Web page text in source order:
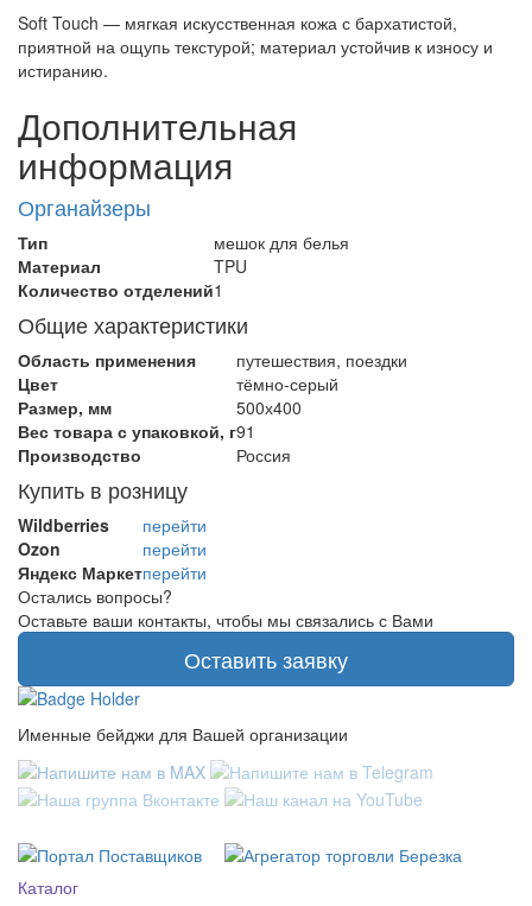
Soft Touch — мягкая искусственная кожа с бархатистой,
приятной на ощупь текстурой; материал устойчив к износу и
истиранию.
Дополнительная
информация
Органайзеры
Тип
мешок для белья
Материал
TPU
Количество отделений1
Общие характеристики
Область применения
путешествия, поездки
Цвет
тёмно-серый
Размер, мм
500х400
Вес товара с упаковкой, г91
Производство
Россия
Купить в розницу
Wildberries
перейти
Ozon
перейти
Яндекс Маркетперейти
Остались вопросы?
Оставьте ваши контакты, чтобы мы связались с Вами
Оставить заявку
Именные бейджи для Вашей организации
Каталог